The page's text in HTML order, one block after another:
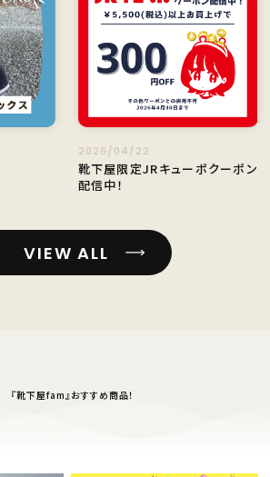
2026/04/22
靴下屋限定JRキューポクーポン
配信中！
VIEW ALL
『靴下屋fam』おすすめ商品！